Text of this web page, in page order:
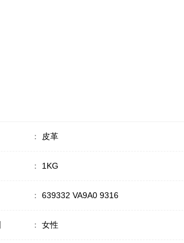
： 皮革
： 1KG
： 639332 VA9A0 9316
： 女性